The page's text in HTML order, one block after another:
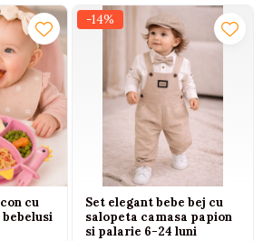
cu
-14%
Set elegant bebe bej cu
salopeta camasa papion
si palarie 6-24 luni